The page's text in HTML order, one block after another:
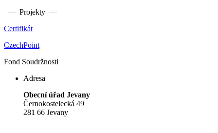
— Projekty —
Certifikát
CzechPoint
Fond Soudržnosti
Adresa
Obecní úřad Jevany
Černokostelecká 49
281 66 Jevany